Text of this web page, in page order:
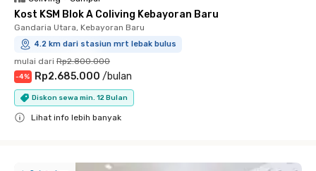
Kost KSM Blok A Coliving Kebayoran Baru
Gandaria Utara, Kebayoran Baru
4.2 km dari stasiun mrt lebak bulus
mulai dari Rp2.800.000
-4% Rp2.685.000 /bulan
Diskon sewa min. 12 Bulan
Lihat info lebih banyak